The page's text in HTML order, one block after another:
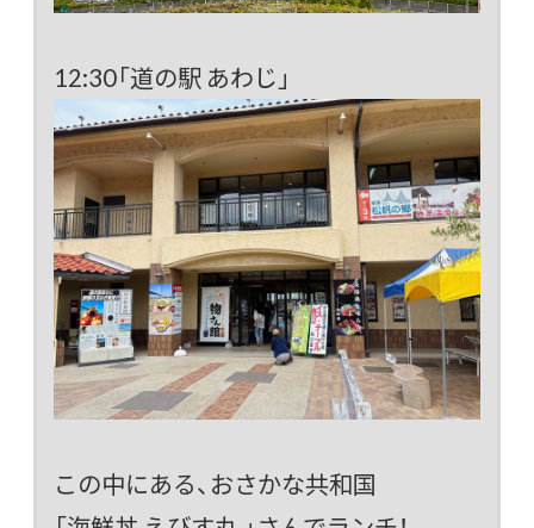
12:30「道の駅 あわじ」
この中にある、おさかな共和国